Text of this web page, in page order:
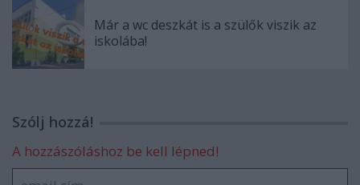
Már a wc deszkát is a szülők viszik az
iskolába!
Szólj hozzá!
A hozzászóláshoz be kell lépned!